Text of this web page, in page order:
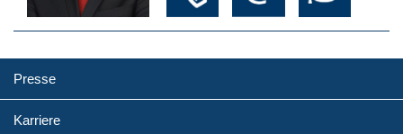
Presse
Karriere